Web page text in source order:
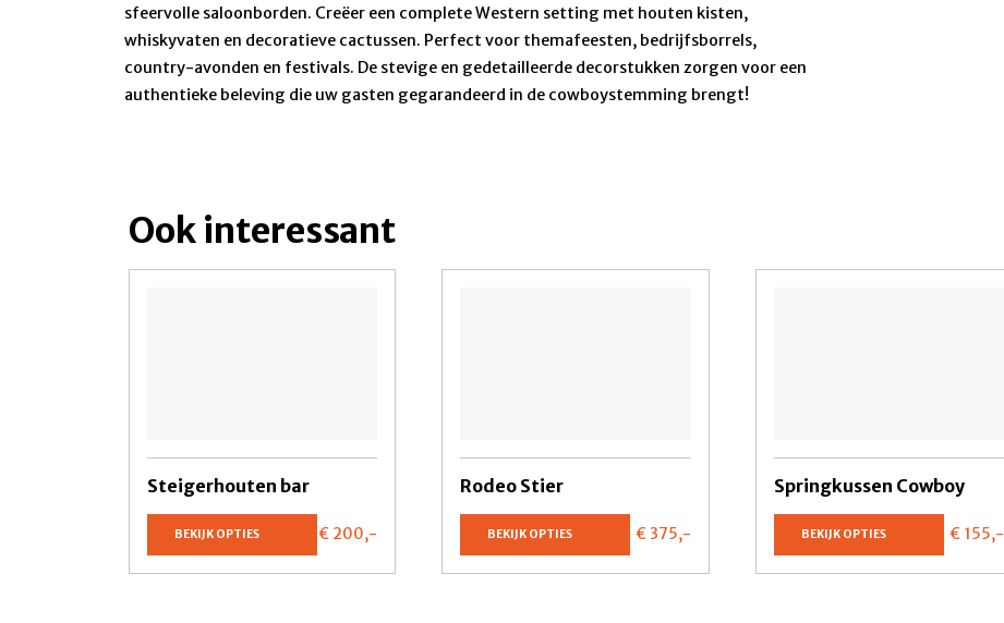
sfeervolle saloonborden. Creëer een complete Western setting met houten kisten,
whiskyvaten en decoratieve cactussen. Perfect voor themafeesten, bedrijfsborrels,
country-avonden en festivals. De stevige en gedetailleerde decorstukken zorgen voor een
authentieke beleving die uw gasten gegarandeerd in de cowboystemming brengt!
Ook interessant
Steigerhouten bar
BEKIJK OPTIES € 200,-
Rodeo Stier
BEKIJK OPTIES € 375,-
Springkussen Cowboy
BEKIJK OPTIES € 155,-